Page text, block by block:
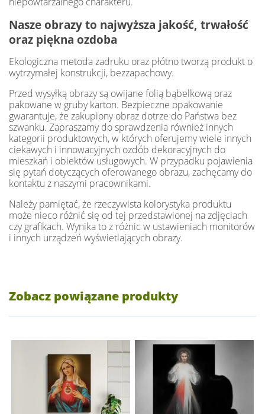
Nasze obrazy to najwyższa jakość, trwałość
oraz piękna ozdoba
Ekologiczna metoda zadruku oraz płótno tworzą produkt o
wytrzymałej konstrukcji, bezzapachowy.
Przed wysyłką obrazy są owijane folią bąbelkową oraz
pakowane w gruby karton. Bezpieczne opakowanie
gwarantuje, że zakupiony obraz dotrze do Państwa bez
szwanku. Zapraszamy do sprawdzenia również innych
kategorii produktowych, w których oferujemy wiele innych
ciekawych i innowacyjnych ozdób dekoracyjnych do
mieszkań i obiektów usługowych. W przypadku pojawienia
się pytań dotyczących oferowanego obrazu, zachęcamy do
kontaktu z naszymi pracownikami.
Należy pamiętać, że rzeczywista kolorystyka produktu
może nieco różnić się od tej przedstawionej na zdjęciach
czy grafikach. Wynika to z różnic w ustawieniach monitorów
i innych urządzeń wyświetlających obrazy.
Zobacz powiązane produkty